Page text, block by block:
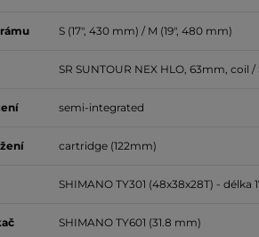
rámu S (17", 430 mm) / M (19", 480 mm)
SR SUNTOUR NEX HLO, 63mm, coil
semi-integrated
cartridge (122mm)
SHIMANO TY301 (48x38x28T) - délka
SHIMANO TY601 (31.8 mm)